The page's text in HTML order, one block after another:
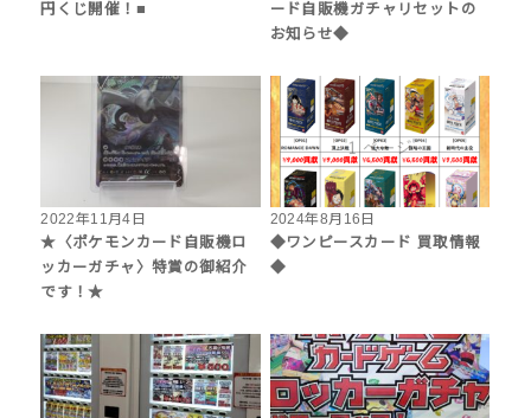
円くじ開催！■
ード自販機ガチャリセットの
お知らせ◆
2022年11月4日
★〈ポケモンカード自販機ロ
ッカーガチャ〉特賞の御紹介
です！★
2024年8月16日
◆ワンピースカード 買取情報
◆